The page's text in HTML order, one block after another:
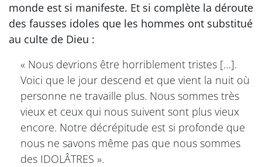
monde est si manifeste. Et si complète la déroute
des fausses idoles que les hommes ont substitué
au culte de Dieu :
« Nous devrions être horriblement tristes […].
Voici que le jour descend et que vient la nuit où
personne ne travaille plus. Nous sommes très
vieux et ceux qui nous suivent sont plus vieux
encore. Notre décrépitude est si profonde que
nous ne savons même pas que nous sommes
des IDOLÂTRES ».